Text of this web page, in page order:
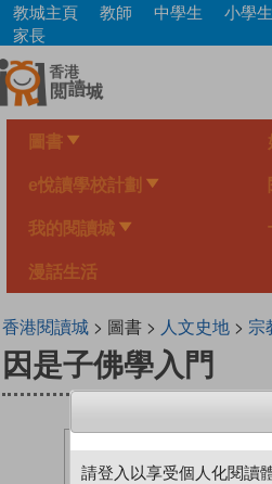
Skip
main
content
教城主頁 教師 中學生
小學生
家長
圖書
e悅讀學校計劃
我的閱讀城
漫話生活
香港閱讀城> 圖書 > 人文史地> 宗
因是子佛學入門
請登入以享受個人化閱讀